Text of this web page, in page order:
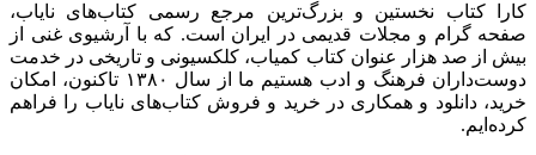
کارا کتاب نخستین و بزرگ‌ترین مرجع رسمی کتاب‌های نایاب،
صفحه گرام و مجلات قدیمی در ایران است. که با آرشیوی غنی از
بیش از صد هزار عنوان کتاب کمیاب، کلکسیونی و تاریخی در خدمت
دوست‌داران فرهنگ و ادب هستیم ما از سال ۱۳۸۰ تاکنون، امکان
خرید، دانلود و همکاری در خرید و فروش کتاب‌های نایاب را فراهم
کرده‌ایم.